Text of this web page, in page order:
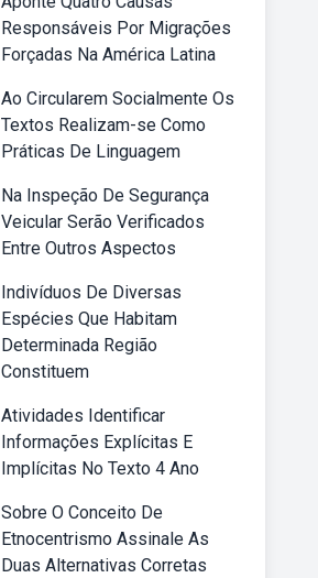
Responsáveis Por Migrações
Forçadas Na América Latina
Ao Circularem Socialmente Os
Textos Realizam-se Como
Práticas De Linguagem
Na Inspeção De Segurança
Veicular Serão Verificados
Entre Outros Aspectos
Indivíduos De Diversas
Espécies Que Habitam
Determinada Região
Constituem
Atividades Identificar
Informações Explícitas E
Implícitas No Texto 4 Ano
Sobre O Conceito De
Etnocentrismo Assinale As
Duas Alternativas Corretas